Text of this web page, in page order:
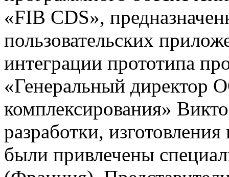
«FIB CDS»,
пользовательских
интеграции прототипа
«Генеральный
комплексирования»
разработки,
были привлечены